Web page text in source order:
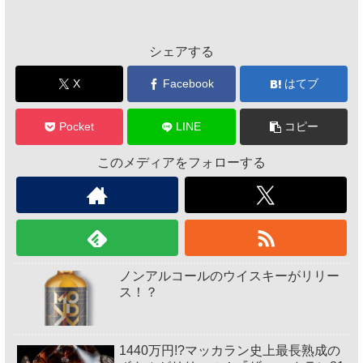
シェアする
X Facebook はてブ
Pocket LINE コピー
このメディアをフォローする
ノンアルコールのウイスキーがリリー
ス！？
1440万円!?マッカラン史上最長熟成の